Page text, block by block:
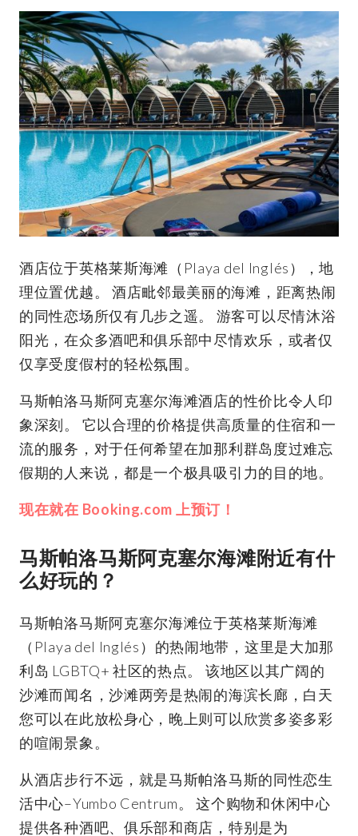
酒店位于英格莱斯海滩（Playa del Inglés），地
理位置优越。 酒店毗邻最美丽的海滩，距离热闹
的同性恋场所仅有几步之遥。 游客可以尽情沐浴
阳光，在众多酒吧和俱乐部中尽情欢乐，或者仅
仅享受度假村的轻松氛围。
马斯帕洛马斯阿克塞尔海滩酒店的性价比令人印
象深刻。 它以合理的价格提供高质量的住宿和一
流的服务，对于任何希望在加那利群岛度过难忘
假期的人来说，都是一个极具吸引力的目的地。
现在就在 Booking.com 上预订！
马斯帕洛马斯阿克塞尔海滩附近有什
么好玩的？
马斯帕洛马斯阿克塞尔海滩位于英格莱斯海滩
（Playa del Inglés）的热闹地带，这里是大加那
利岛 LGBTQ+ 社区的热点。 该地区以其广阔的
沙滩而闻名，沙滩两旁是热闹的海滨长廊，白天
您可以在此放松身心，晚上则可以欣赏多姿多彩
的喧闹景象。
从酒店步行不远，就是马斯帕洛马斯的同性恋生
活中心–Yumbo Centrum。 这个购物和休闲中心
提供各种酒吧、俱乐部和商店，特别是为